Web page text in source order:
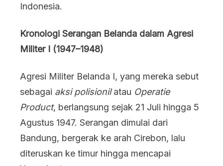
Indonesia.
Kronologi Serangan Belanda dalam Agresi
Militer I (1947–1948)
Agresi Militer Belanda I, yang mereka sebut
sebagai aksi polisionilatau Operatie
Product, berlangsung sejak 21 Juli hingga 5
Agustus 1947. Serangan dimulai dari
Bandung, bergerak ke arah Cirebon, lalu
diteruskan ke timur hingga mencapai